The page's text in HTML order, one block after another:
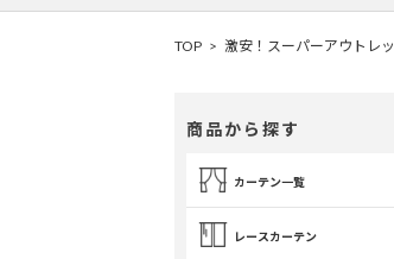
TOP 激安！スーパーアウトレ
商品から探す
カーテン一覧
レースカーテン